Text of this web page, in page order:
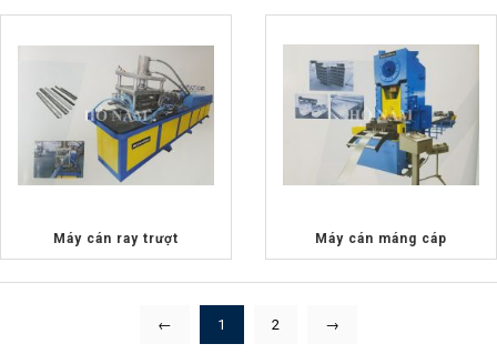
Máy cán ray trượt Máy cán máng cáp
← 1 2 →